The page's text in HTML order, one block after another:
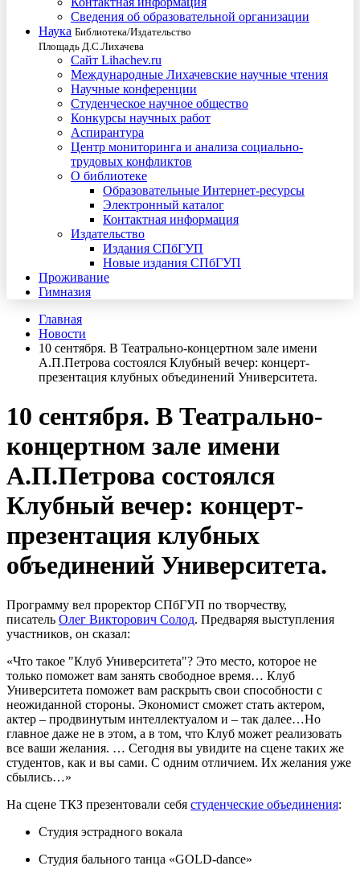
Сведения об образовательной организации
Наука Библиотека/Издательство
Площадь Д.С.Лихачева
Сайт Lihachev.ru
Международные Лихачевские научные чтения
Научные конференции
Студенческое научное общество
Конкурсы научных работ
Аспирантура
Центр мониторинга и анализа социально-
трудовых конфликтов
О библиотеке
Образовательные Интернет-ресурсы
Электронный каталог
Контактная информация
Издательство
Издания СПбГУП
Новые издания СПбГУП
Проживание
Гимназия
Главная
Новости
10 сентября. В Театрально-концертном зале имени
А.П.Петрова состоялся Клубный вечер: концерт-
презентация клубных объединений Университета.
10 сентября. В Театрально-
концертном зале имени
А.П.Петрова состоялся
Клубный вечер: концерт-
презентация клубных
объединений Университета.
Программу вел проректор СПбГУП по творчеству,
писатель Олег Викторович Солод. Предваряя выступления
участников, он сказал:
«Что такое "Клуб Университета"? Это место, которое не
только поможет вам занять свободное время… Клуб
Университета поможет вам раскрыть свои способности с
неожиданной стороны. Экономист сможет стать актером,
актер – продвинутым интеллектуалом и – так далее…Но
главное даже не в этом, а в том, что Клуб может реализовать
все ваши желания. … Сегодня вы увидите на сцене таких же
студентов, как и вы сами. С одним отличием. Их желания уже
сбылись…»
На сцене ТКЗ презентовали себя студенческие объединения:
Студия эстрадного вокала
Студия бального танца «GOLD-dance»